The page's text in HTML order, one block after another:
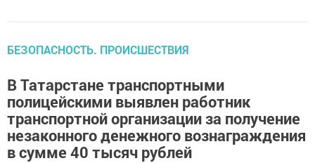
БЕЗОПАСНОСТЬ. ПРОИСШЕСТВИЯ
В Татарстане транспортными
полицейскими выявлен работник
транспортной организации за получение
незаконного денежного вознаграждения
в сумме 40 тысяч рублей